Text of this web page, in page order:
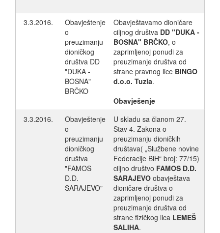
3.3.2016.
Obavještenje
o
preuzimanju
dioničkog
društva DD
"DUKA -
BOSNA"
BRČKO
Obavještavamo dioničare
ciljnog društva DD "DUKA -
BOSNA" BRČKO, o
zaprimljenoj ponudi za
preuzimanje društva od
strane pravnog lice BINGO
d.o.o. Tuzla.
Obavješenje
3.3.2016.
Obavještenje
o
preuzimanju
dioničkog
društva
"FAMOS
D.D.
SARAJEVO"
U skladu sa članom 27.
Stav 4. Zakona o
preuzimanju dioničkih
društava( „Službene novine
Federacije BiH“ broj: 77/15)
ciljno društvo FAMOS D.D.
SARAJEVO obavještava
dioničare društva o
zaprimljenoj ponudi za
preuzimanje društva od
strane fizičkog lica LEMEŠ
SALIHA.